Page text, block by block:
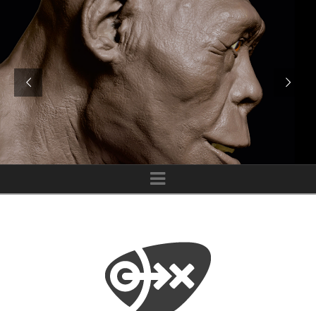
Navigation